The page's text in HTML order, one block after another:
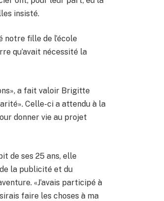
insisté.
notre fille de l’école
qu’avait nécessité la
a fait valoir Brigitte
Celle-ci a attendu à la
donner vie au projet
de ses 25 ans, elle
de la publicité et du
«J’avais participé à
faire les choses à ma